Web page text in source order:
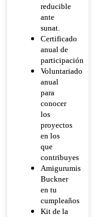
reducible
ante
sunat.
Certificado
anual de
participación
Voluntariado
anual
para
conocer
los
proyectos
en los
que
contribuyes
Amigurumis
Buckner
en tu
cumpleaños
Kit de la